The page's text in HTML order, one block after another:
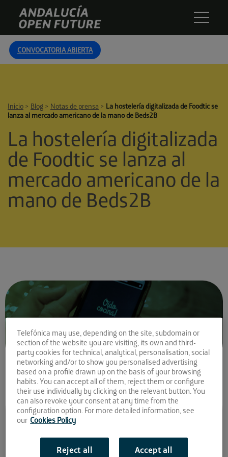
content
Andalucía
Open
Future
CONVOCATORIA ABIERTA
Inicio > Blog > Notas de prensa > La hostelería digitalizada de Foodtic se
lanza al mercado americano de la mano de Beds2B
La hostelería digitalizada
de Foodtic se lanza al
mercado americano de la
mano de Beds2B
Comparte la noticia:
La hostelería digitalizada
de Foodtic se lanza al
Telefónica may use, depending on the site, subdomain or
section of the website you are visiting, its own and third-
party cookies for technical, analytical, personalisation, social
networking and/or to show you personalised advertising
based on a profile drawn up on the basis of your browsing
habits. You can accept all of them, reject them or configure
their use individually by clicking on the relevant button. You
can also revoke your consent at any time from the
configuration option. For more detailed information, see
our Cookies Policy
Reject all Accept all